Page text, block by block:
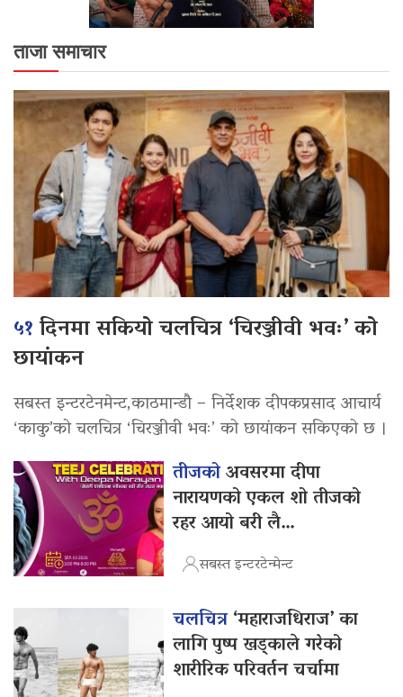
ताजा समाचार
५१दिनमा सकियो चलचित्र ‘चिरञ्जीवी भवः’ को
छायांकन
सबस्त इन्टरटेनमेन्ट,काठमान्डौ – निर्देशक दीपकप्रसाद आचार्य
‘काकु’को चलचित्र ‘चिरञ्जीवी भवः’ को छायांकन सकिएको छ ।
तीजकोअवसरमा दीपा
नारायणको एकल शो तीजको
रहर आयो बरी लै…
सबस्त इन्टरटेन्मेन्ट
चलचित्र‘महाराजधिराज’ का
लागि पुष्प खड्काले गरेको
शारीरिक परिवर्तन चर्चामा